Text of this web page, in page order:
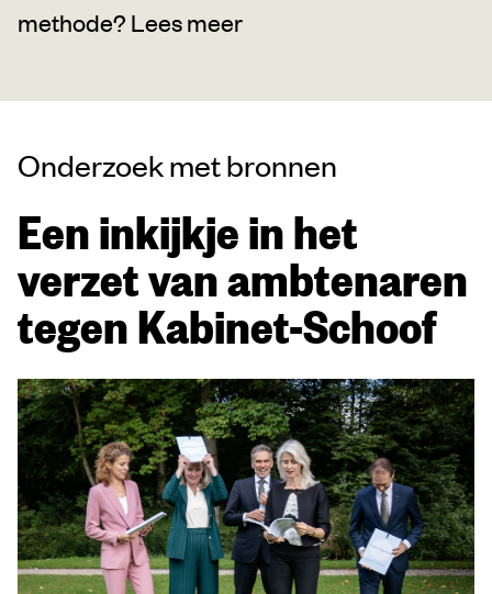
methode? Lees meer
Onderzoek met bronnen
Een inkijkje in het
verzet van ambtenaren
tegen Kabinet-Schoof